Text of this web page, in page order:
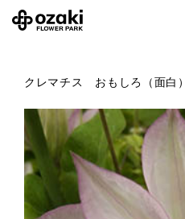
クレマチス おもしろ（面白）